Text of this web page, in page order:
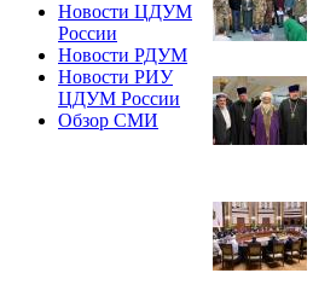
Новости ЦДУМ
России
Новости РДУМ
Новости РИУ
ЦДУМ России
Обзор СМИ